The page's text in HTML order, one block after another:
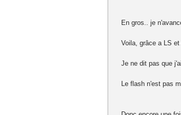
En gros.. je
Voila, grâce a LS
Je ne dit pas que
Le flash n'est pas